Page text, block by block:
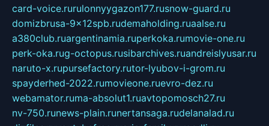
card-voice.rurulonnyygazon177.rusnow-guard.ru
domizbrusa-9x12spb.rudemaholding.ruaalse.ru
a380club.ruargentinamia.ruperkoka.rumovie-one.ru
perk-oka.rug-octopus.rusibarchives.ruandreislyusar.ru
naruto-x.rupursefactory.rutor-lyubov-i-grom.ru
spayderhed-2022.rumovieone.ruevro-dez.ru
webamator.ruma-absolut1.ruavtopomosch27.ru
nv-750.runews-plain.runertansaga.rudelanalad.ru